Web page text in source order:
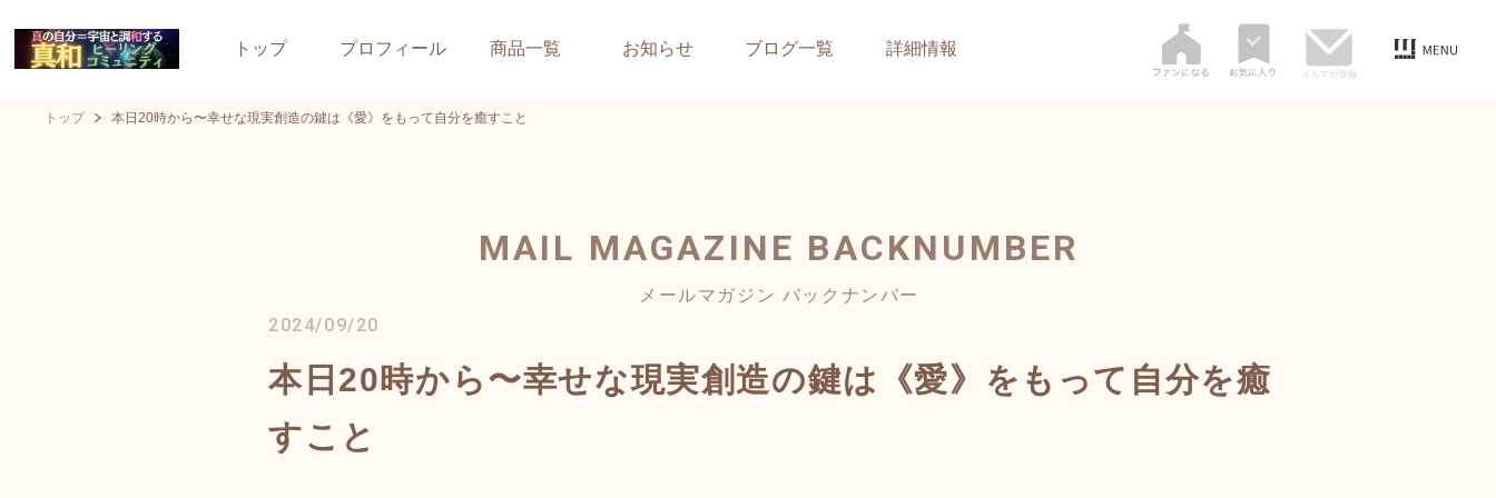
トップ プロフィール 商品一覧 お知らせ ブログ一覧 詳細情報
トップ 本日20時から〜幸せな現実創造の鍵は《愛》をもって自分を癒すこと
MAIL MAGAZINE BACKNUMBER
メールマガジン バックナンバー
2024/09/20
本日20時から〜幸せな現実創造の鍵は《愛》をもって自分を癒
すこと